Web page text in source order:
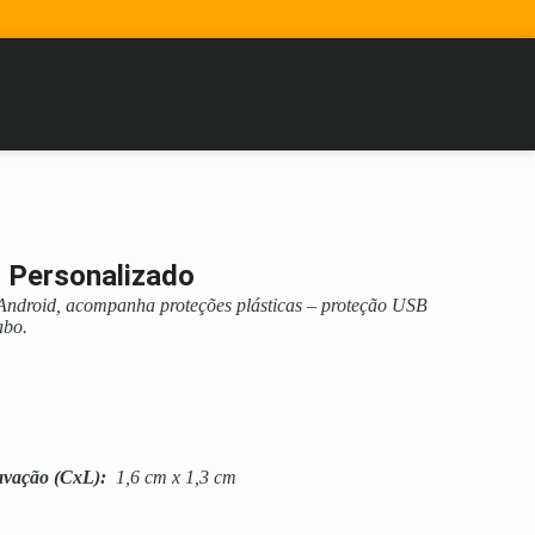
Personalizado
acompanha proteções plásticas – proteção USB
(CxL): 1,6 cm x 1,3 cm